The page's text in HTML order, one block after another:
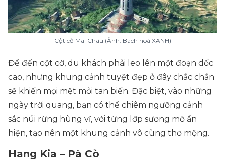
Cột cờ Mai Châu (Ảnh: Bách hoá XANH)
Để đến cột cờ, du khách phải leo lên một đoạn dốc
cao, nhưng khung cảnh tuyệt đẹp ở đây chắc chắn
sẽ khiến mọi mệt mỏi tan biến. Đặc biệt, vào những
ngày trời quang, bạn có thể chiêm ngưỡng cảnh
sắc núi rừng hùng vĩ, với từng lớp sương mờ ẩn
hiện, tạo nên một khung cảnh vô cùng thơ mộng.
Hang Kia – Pà Cò